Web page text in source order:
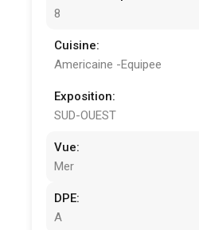
8
Cuisine:
Americaine -Equipee
Exposition:
SUD-OUEST
Vue:
Mer
DPE:
A